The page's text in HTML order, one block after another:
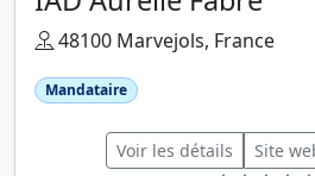
48100 Marvejols, France
Mandataire
Voir les détails Site